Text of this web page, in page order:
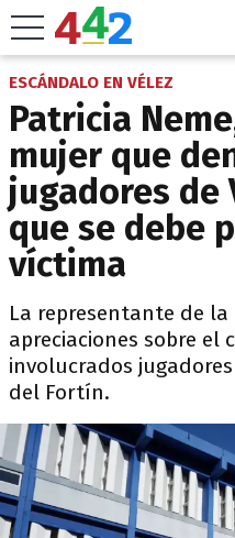
ESCÁNDALO EN VÉLEZ
Patricia
mujer que
jugadores de
que se debe
víctima
La representante de
apreciaciones sobre el
involucrados
del Fortín.